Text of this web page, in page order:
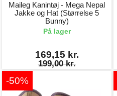
Maileg Kanintøj - Mega Nepal
Jakke og Hat (Størrelse 5
Bunny)
På lager
169,15 kr.
199,00 kr.
-50%